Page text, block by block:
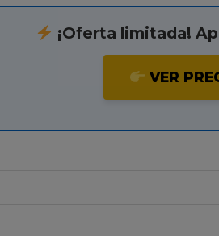
¡Oferta limitada!
VER